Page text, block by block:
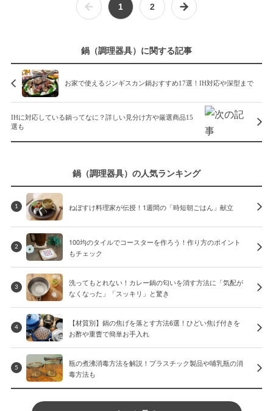
1 2
鍋（調理器具）に関する記事
お家で使えるジンギスカン鍋おすすめ17選！IH対応や深型まで
IHに対応している鍋ってなに？詳しい見分け方や厳選商品15
選も
鍋（調理器具）の人気ランキング
1 ねぼすけ料理家が伝授！1週間の「時短朝ごはん」献立
2
100均のタイルでコースターを作ろう！作り方のポイント
もチェック
3
洗ってもとれない！カレー鍋の匂いを消す方法に「気配が
なくなった」「スッキリ」と驚き
4
【材質別】鍋の焦げを落とす方法6選！ひどい焦げ付きを
お酢や重曹で簡単お手入れ
5
瓶の煮沸消毒方法を解説！プラスチック製品や哺乳瓶の消
毒方法も